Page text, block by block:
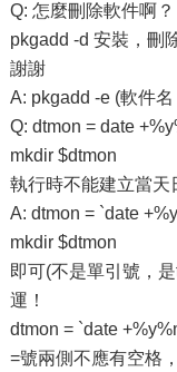
Q: 怎麼刪除軟件啊？
pkgadd -d 安裝，刪
謝謝
A: pkgadd -e (軟件
Q: dtmon = date
mkdir $dtmon
執行時不能建立當天
A: dtmon = `date
mkdir $dtmon
即可(不是單引號，
運！
dtmon = `date
=號兩側不應有空格